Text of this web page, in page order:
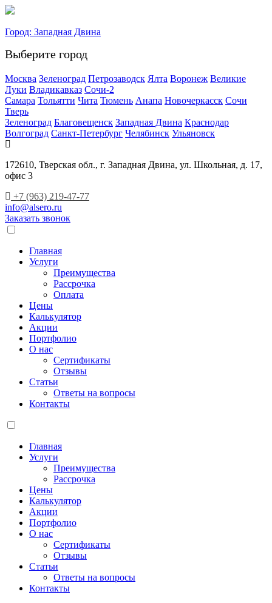
Город: Западная Двина
Выберите город
Москва Зеленоград Петрозаводск Ялта Воронеж Великие
Луки Владикавказ Сочи-2
Самара Тольятти Чита Тюмень Анапа Новочеркасск Сочи
Тверь
Зеленоград Благовещенск Западная Двина Краснодар
Волгоград Санкт-Петербург Челябинск Ульяновск
172610, Тверская обл., г. Западная Двина, ул. Школьная, д. 17,
офис 3
+7 (963) 219-47-77
info@alsero.ru
Заказать звонок
Главная
Услуги
Преимущества
Рассрочка
Оплата
Цены
Калькулятор
Акции
Портфолио
О нас
Сертификаты
Отзывы
Статьи
Ответы на вопросы
Контакты
Главная
Услуги
Преимущества
Рассрочка
Цены
Калькулятор
Акции
Портфолио
О нас
Сертификаты
Отзывы
Статьи
Ответы на вопросы
Контакты